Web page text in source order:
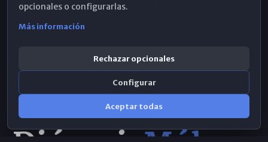
opcionales o configurarlas.
Más información
Rechazar opcionales
Configurar
Aceptar todas